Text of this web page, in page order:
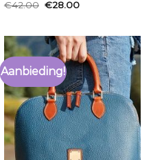
€42.00 €28.00
Aanbieding!